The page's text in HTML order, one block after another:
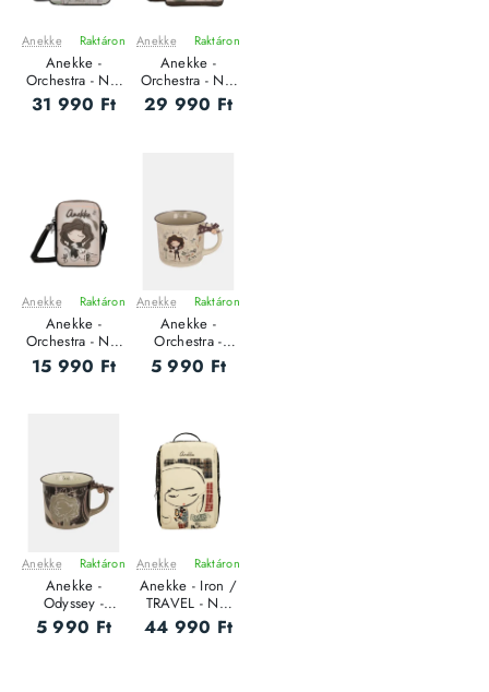
ÚJ
Anekke Raktáron
Anekke -
Orchestra - Női
oldaltáska - L
31 990 Ft
ÚJ
Anekke Raktáron
Anekke -
Orchestra - Női
oldaltáska
29 990 Ft
ÚJ
Anekke Raktáron
Anekke -
Orchestra - Női
oldaltáska
15 990 Ft
ÚJ
Anekke Raktáron
Anekke -
Orchestra -
Kerámia Női
bögre
5 990 Ft
ÚJ
Anekke Raktáron
Anekke -
Odyssey -
Kerámia Női
bögre
5 990 Ft
ÚJ
Anekke Raktáron
Anekke - Iron /
TRAVEL - Női
hátizsák
44 990 Ft